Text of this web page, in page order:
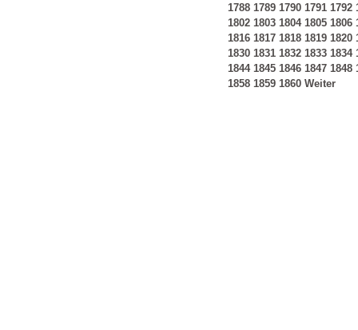
1788 1789 1790 1791 1792
1802 1803 1804 1805 1806
1816 1817 1818 1819 1820
1830 1831 1832 1833 1834
1844 1845 1846 1847 1848
1858 1859 1860 Weiter